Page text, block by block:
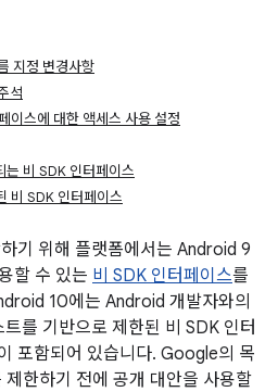
지정 변경사항
석
스에 대한 액세스 사용 설정
비 SDK 인터페이스
비 SDK 인터페이스
기 위해 플랫폼에서는 Android 9
할 수 있는 비 SDK 인터페이스를
10에는 Android 개발자와의
를 기반으로 제한된 비 SDK 인터
포함되어 있습니다. Google의 목
한하기 전에 공개 대안을 사용할